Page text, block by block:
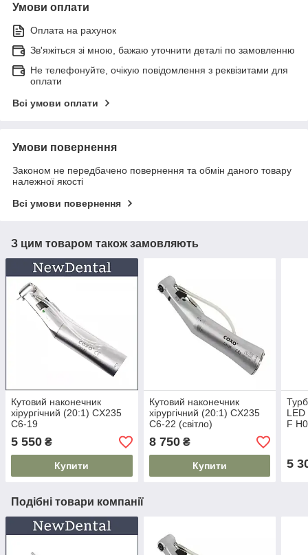
Умови оплати
Оплата на рахунок
Зв'яжіться зі мною, бажаю уточнити деталі по замовленню
Не телефонуйте, очікую повідомлення з реквізитами для
оплати
Всі умови оплати
Умови повернення
Законом не передбачено повернення та обмін даного товару
належної якості
Всі умови повернення
З цим товаром також замовляють
Кутовий наконечник
хірургічний (20:1) CX235
C6-19
5 550 ₴
Купити
Кутовий наконечник
хірургічний (20:1) CX235
C6-22 (світло)
8 750₴
Купити
LED
F
5
Подібні товари компанії